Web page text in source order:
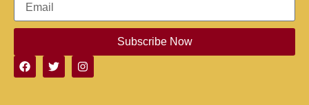
Subscribe Now